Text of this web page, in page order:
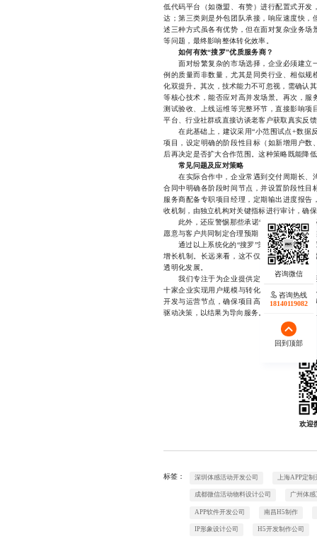
低代码平台（如微盟、有赞）进行配置式开
达；第三类则是外包团队承接，响应速度快
述三种方式虽各有优势，但在面对复杂业务
等问题，最终影响整体转化效率。
如何有效“搜罗”优质服务商？
面对纷繁复杂的市场选择，企业必须建立
例的质量而非数量，尤其是同类行业、相似
化双提升。其次，技术能力不可忽视，需确认
等核心技术，能否应对高并发场景。再次，
测试验收、上线运维等完整环节，直接影响
平台、行业社群或直接访谈老客户获取真实反
在此基础上，建议采用“小范围试点+数据
项目，设定明确的阶段性目标（如新增用户
后再决定是否扩大合作范围。这种策略既能降
常见问题及应对策略
在实际合作中，企业常遇到交付周期长、
合同中明确各阶段时间节点，并设置阶段性
服务商配备专职项目经理，定期输出进度报
收机制，由独立机构对关键指标进行审计，确
此外，还应警惕那些承诺“包成功”“一键爆
愿意与客户共同制定合理预期，通过持续迭代
通过以上系统化的“搜罗”策略，企业不仅能
增长机制。长远来看，这不仅有助于提升自
透明化发展。
我们专注于为企业提供定制化的微信引流
十家企业实现用户规模与转化效率的双重突
开发与运营节点，确保项目高效落地。凭借
驱动决策，以结果为导向服务。如需了解具体
欢迎
标签： 深圳体感活动开发公司 上海APP定制
成都微信活动物料设计公司 广州体
APP软件开发公司 南昌H5制作
IP形象设计公司 H5开发制作公司
咨询热线
18140119082
回到顶部